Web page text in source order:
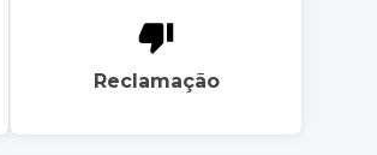
Reclamação